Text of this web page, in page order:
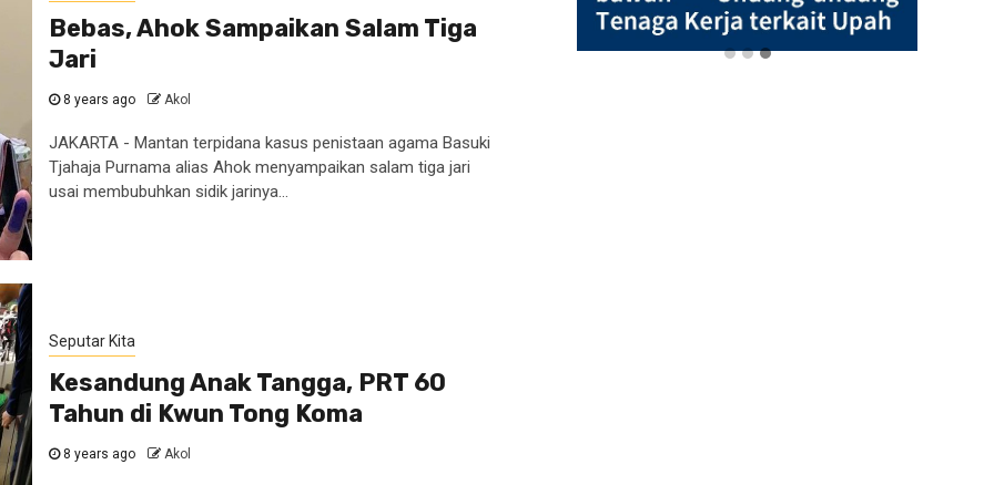
Bebas, Ahok Sampaikan Salam Tiga
Jari
8 years ago Akol
JAKARTA - Mantan terpidana kasus penistaan agama Basuki
Tjahaja Purnama alias Ahok menyampaikan salam tiga jari
usai membubuhkan sidik jarinya...
Seputar Kita
Kesandung Anak Tangga, PRT 60
Tahun di Kwun Tong Koma
8 years ago Akol